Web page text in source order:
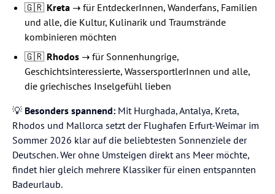
🇬🇷 Kreta → für EntdeckerInnen, Wanderfans, Familien
und alle, die Kultur, Kulinarik und Traumstrände
kombinieren möchten
🇬🇷 Rhodos → für Sonnenhungrige,
Geschichtsinteressierte, WassersportlerInnen und alle,
die griechisches Inselgefühl lieben
💡 Besonders spannend: Mit Hurghada, Antalya, Kreta,
Rhodos und Mallorca setzt der Flughafen Erfurt-Weimar im
Sommer 2026 klar auf die beliebtesten Sonnenziele der
Deutschen. Wer ohne Umsteigen direkt ans Meer möchte,
findet hier gleich mehrere Klassiker für einen entspannten
Badeurlaub.